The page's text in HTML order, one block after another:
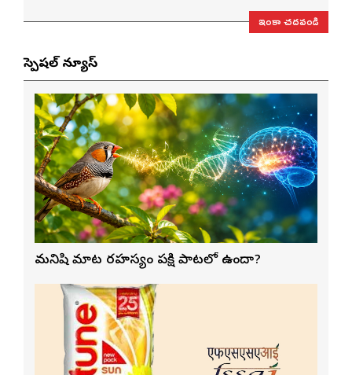
ఇంకా చదవండి
స్పెషల్ న్యూస్
మనిషి మాట రహస్యం పక్షి పాటలో ఉందా?